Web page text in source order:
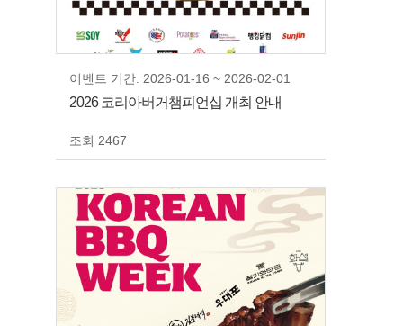
이벤트 기간: 2026-01-16 ~ 2026-02-01
2026 코리아버거챔피언십 개최 안내
조회 2467